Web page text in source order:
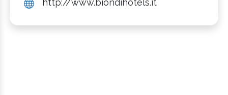
http://www.biondihotels.it